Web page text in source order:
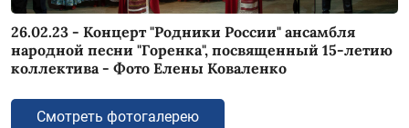
26.02.23 - Концерт "Родники России" ансамбля
народной песни "Горенка", посвященный 15-летию
коллектива - Фото Елены Коваленко
Смотреть фотогалерею